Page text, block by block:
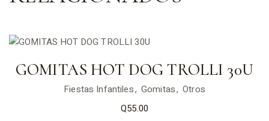
GOMITAS HOT DOG TROLLI 30U
Fiestas Infantiles Gomitas Otros
Q55.00